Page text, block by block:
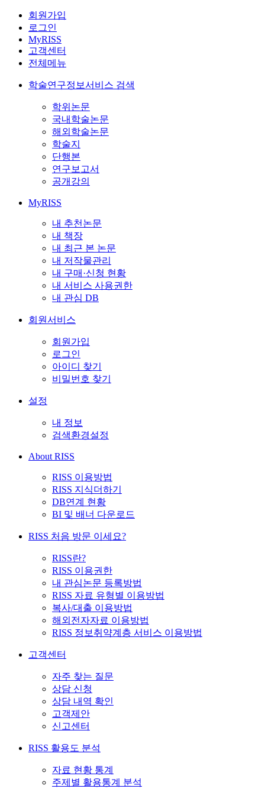
회원가입
로그인
MyRISS
고객센터
전체메뉴
학술연구정보서비스 검색
학위논문
국내학술논문
해외학술논문
학술지
단행본
연구보고서
공개강의
MyRISS
내 추천논문
내 책장
내 최근 본 논문
내 저작물관리
내 구매·신청 현황
내 서비스 사용권한
내 관심 DB
회원서비스
회원가입
로그인
아이디 찾기
비밀번호 찾기
설정
내 정보
검색환경설정
About RISS
RISS 이용방법
RISS 지식더하기
DB연계 현황
BI 및 배너 다운로드
RISS 처음 방문 이세요?
RISS란?
RISS 이용권한
내 관심논문 등록방법
RISS 자료 유형별 이용방법
복사/대출 이용방법
해외전자자료 이용방법
RISS 정보취약계층 서비스 이용방법
고객센터
자주 찾는 질문
상담 신청
상담 내역 확인
고객제안
신고센터
RISS 활용도 분석
자료 현황 통계
주제별 활용통계 분석